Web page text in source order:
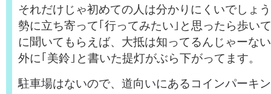
それだけじゃ初めての人は分かりにくいでしょ
勢に立ち寄って｢行ってみたい｣と思ったら歩い
に聞いてもらえば、大抵は知ってるんじゃーな
外に｢美鈴｣と書いた提灯がぶら下がってます。
駐車場はないので、道向いにあるコインパーキ